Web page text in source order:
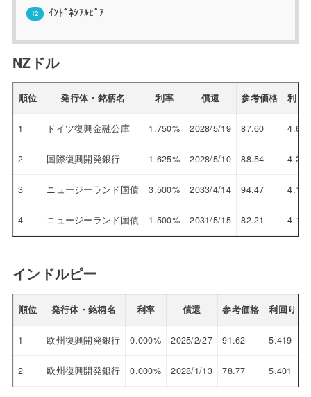
12 ｲﾝﾄﾞﾈｼｱﾙﾋﾟｱ
NZドル
順位 発行体・銘柄名 利率 償還 参考価格 利回
1 ドイツ復興金融公庫 1.750% 2028/5/19 87.60 4.613
2 国際復興開発銀行 1.625% 2028/5/10 88.54 4.259
3 ニュージーランド国債 3.500% 2033/4/14 94.47 4.194
4 ニュージーランド国債 1.500% 2031/5/15 82.21 4.173
インドルピー
順位 発行体・銘柄名 利率 償還 参考価格 利回り
1 欧州復興開発銀行 0.000% 2025/2/27 91.62 5.419
2 欧州復興開発銀行 0.000% 2028/1/13 78.77 5.401